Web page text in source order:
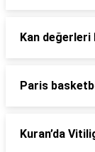
Kan değerleri
Paris
Kuran’da